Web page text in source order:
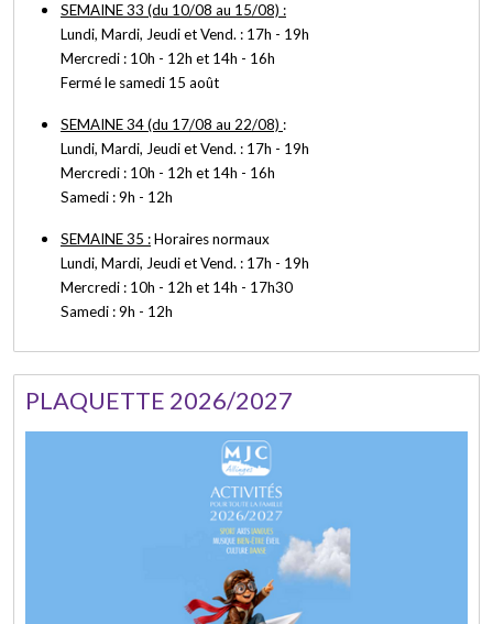
SEMAINE 33 (du 10/08 au 15/08) :
Lundi, Mardi, Jeudi et Vend. : 17h - 19h
Mercredi : 10h - 12h et 14h - 16h
Fermé le samedi 15 août
SEMAINE 34 (du 17/08 au 22/08) :
Lundi, Mardi, Jeudi et Vend. : 17h - 19h
Mercredi : 10h - 12h et 14h - 16h
Samedi : 9h - 12h
SEMAINE 35 :Horaires normaux
Lundi, Mardi, Jeudi et Vend. : 17h - 19h
Mercredi : 10h - 12h et 14h - 17h30
Samedi : 9h - 12h
PLAQUETTE 2026/2027